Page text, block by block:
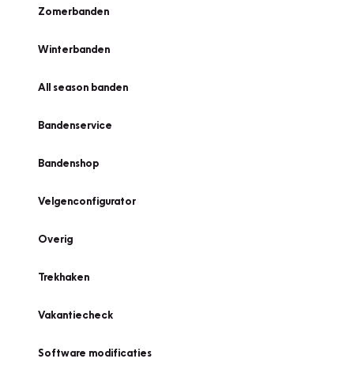
Zomerbanden
Winterbanden
All season banden
Bandenservice
Bandenshop
Velgenconfigurator
Overig
Trekhaken
Vakantiecheck
Software modificaties